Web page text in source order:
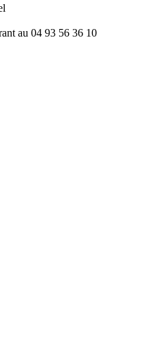
au 04 93 56 36 10